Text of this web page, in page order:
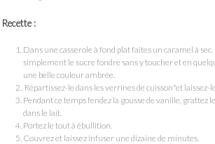
Recette :
Dans une casserole à fond plat faites un caramel à
simplement le sucre fondre sans y toucher et en
une belle couleur ambrée.
Répartissez-le dans les verrines de cuisson*et laissez-
Pendant ce temps fendez la gousse de vanille, grattez
dans le lait.
Portez le tout à ébullition.
Couvrez et laissez infuser une dizaine de minutes.